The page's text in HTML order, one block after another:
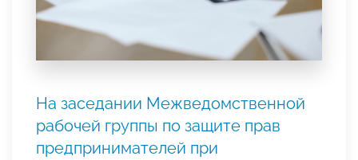
На заседании Межведомственной
рабочей группы по защите прав
предпринимателей при